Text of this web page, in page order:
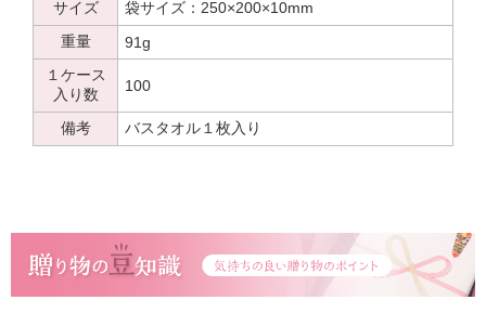
サイズ
袋サイズ：250×200×10mm
重量
91g
１ケース
入り数
100
備考 バスタオル１枚入り